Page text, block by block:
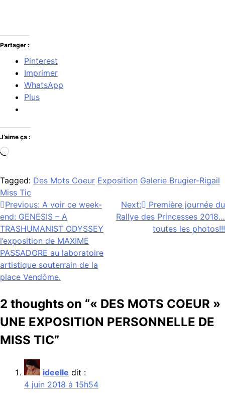
Partager :
Pinterest
Imprimer
WhatsApp
Plus
J’aime ça :
Chargement…
Tagged: Des Mots Coeur Exposition Galerie Brugier-Rigail
Miss Tic
Navigation
de
l’article
Previous: A voir ce week-
end: GENESIS – A
TRASHUMANIST ODYSSEY
l’exposition de MAXIME
PASSADORE au laboratoire
artistique souterrain de la
place Vendôme.
Next:
Première journée du
Rallye des Princesses 2018…
toutes les photos!!!
2 thoughts on “« DES MOTS COEUR »
UNE EXPOSITION PERSONNELLE DE
MISS TIC”
ideelle dit :
4 juin 2018 à 15h54